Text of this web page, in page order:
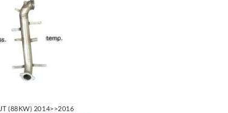
(88KW) 2014>>2016